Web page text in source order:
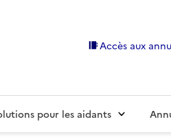
Accès aux
pour les aidants